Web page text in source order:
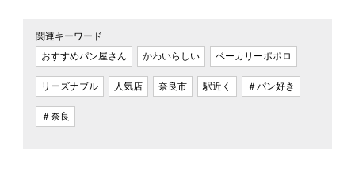
関連キーワード
おすすめパン屋さん
かわいらしい ベーカリーポポロ
リーズナブル 人気店 奈良市 駅近く ＃パン好き
＃奈良